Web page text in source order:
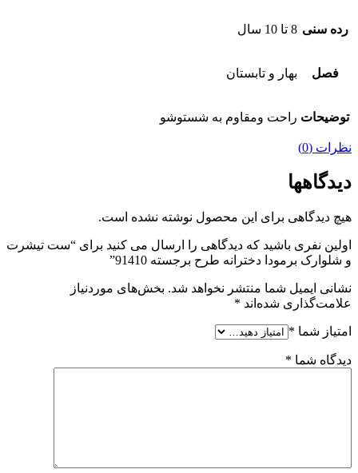
رده سنی 8 تا 10 سال
فصل بهار و تابستان
توضیحات راحت ومقاوم به شستوشو
نظرات (0)
دیدگاهها
هیچ دیدگاهی برای این محصول نوشته نشده است.
اولین نفری باشید که دیدگاهی را ارسال می کنید برای “ست تیشرت
و شلوارک برمودا دخترانه طرح برجسته 91410”
نشانی ایمیل شما منتشر نخواهد شد. بخش‌های موردنیاز
علامت‌گذاری شده‌اند *
امتیاز شما *
دیدگاه شما *